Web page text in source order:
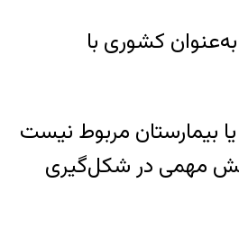
کشوری با
بیمارستان مربوط نیست
مهمی در شکل‌گیری